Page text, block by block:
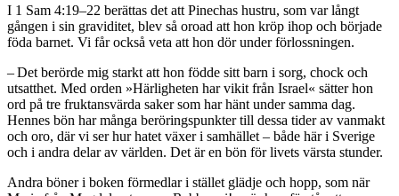
I 1 Sam 4:19–22 berättas det att Pinechas hustru, som var långt
gången i sin graviditet, blev så oroad att hon kröp ihop och började
föda barnet. Vi får också veta att hon dör under förlossningen.
– Det berörde mig starkt att hon födde sitt barn i sorg, chock och
utsatthet. Med orden »Härligheten har vikit från Israel« sätter hon
ord på tre fruktansvärda saker som har hänt under samma dag.
Hennes bön har många beröringspunkter till dessa tider av vanmakt
och oro, där vi ser hur hatet växer i samhället – både här i Sverige
och i andra delar av världen. Det är en bön för livets värsta stunder.
Andra böner i boken förmedlar i stället glädje och hopp, som när